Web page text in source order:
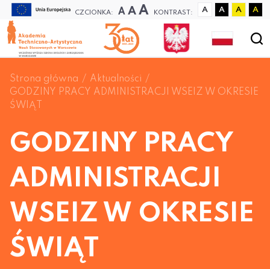
CZCIONKA: A A A KONTRAST: A A A A
Strona główna
Aktualności
GODZINY PRACY ADMINISTRACJI WSEIZ W OKRESIE
ŚWIĄT
GODZINY PRACY
ADMINISTRACJI
WSEIZ W OKRESIE
ŚWIĄT